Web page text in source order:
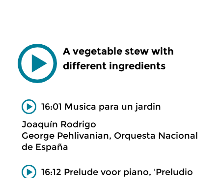
A vegetable stew with
different ingredients
16:01 Musica para un jardin
Joaquín Rodrigo
George Pehlivanian, Orquesta Nacional
de España
16:12 Prelude voor piano, 'Preludio